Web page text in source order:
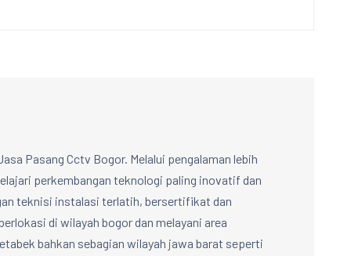
Pasang Cctv Bogor. Melalui pengalaman lebih
perkembangan teknologi paling inovatif dan
teknisi instalasi terlatih, bersertifikat dan
di wilayah bogor dan melayani area
bahkan sebagian wilayah jawa barat seperti